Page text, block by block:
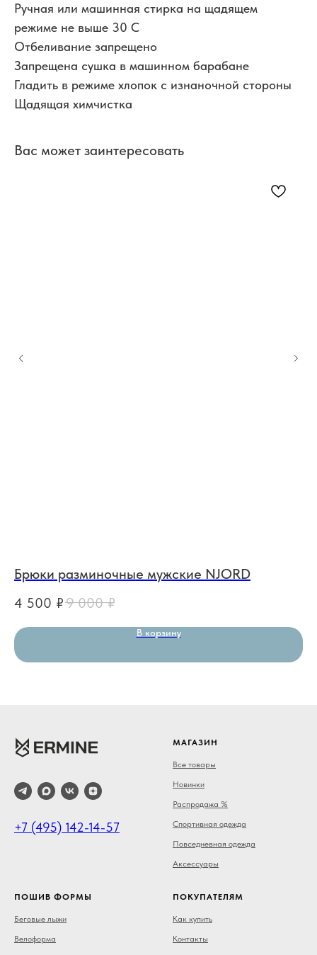
Ручная или машинная стирка на щадящем
режиме не выше 30 С
Отбеливание запрещено
Запрещена сушка в машинном барабане
Гладить в режиме хлопок с изнаночной стороны
Щадящая химчистка
Вас может заинтересовать
Брюки разминочные мужские NJORD
4 500 ₽9 000 ₽
В корзину
+7 (495) 142-14-57
МАГАЗИН
Все товары
Новинки
Распродажа %
Спортивная одежда
Повседневная одежда
Аксессуары
ПОШИВ ФОРМЫ
Беговые лыжи
Велоформа
ПОКУПАТЕЛЯМ
Как купить
Контакты